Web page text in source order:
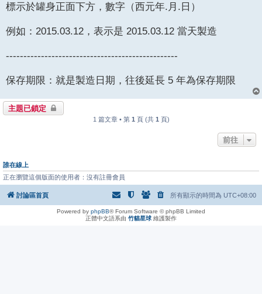
標示於罐身正面下方，數字（西元年.月.日）
例如：2015.03.12，表示是 2015.03.12 當天製造
-------------------------------------------------
保存期限：就是製造日期，往後延長 5 年為保存期限
主題已鎖定
1 篇文章 • 第 1 頁 (共 1 頁)
前往
誰在線上
正在瀏覽這個版面的使用者：沒有註冊會員
討論區首頁 所有顯示的時間為 UTC+08:00
Powered by phpBB® Forum Software © phpBB Limited
正體中文語系由 竹貓星球 維護製作